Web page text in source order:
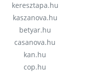
keresztapa.hu
kaszanova.hu
betyar.hu
casanova.hu
kan.hu
cop.hu